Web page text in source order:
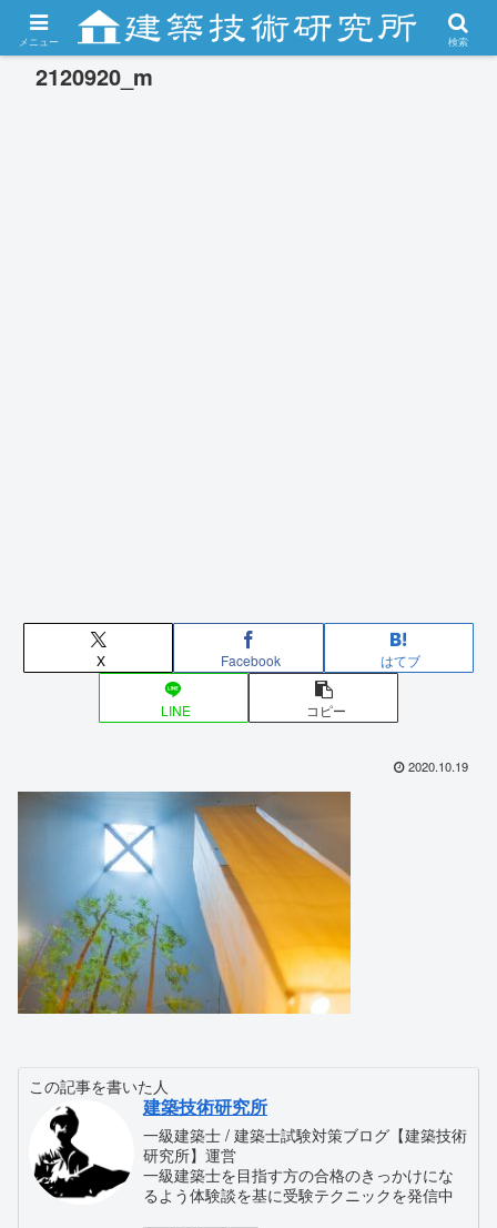
2120920_m
X Facebook はてブ
LINE コピー
2020.10.19
この記事を書いた人
建築技術研究所
一級建築士 / 建築士試験対策ブログ【建築技術
研究所】運営
一級建築士を目指す方の合格のきっかけにな
るよう体験談を基に受験テクニックを発信中
メニュー 検索